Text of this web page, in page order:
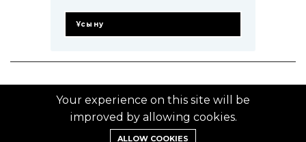
Ұсыну
© 2014–2025 ZTB.KZ
Your experience on this site will be
improved by allowing cookies.
ALLOW COOKIES